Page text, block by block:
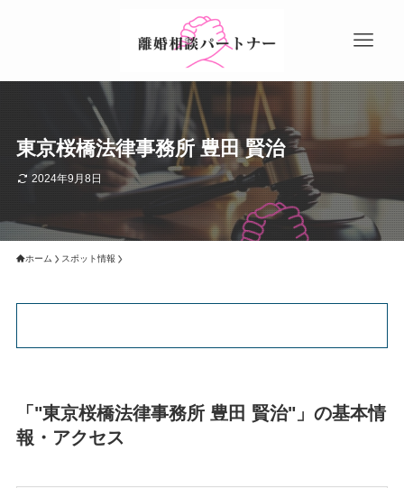
東京桜橋法律事務所 豊田 賢治
2024年9月8日
ホーム スポット情報
「"東京桜橋法律事務所 豊田 賢治"」の基本情
報・アクセス